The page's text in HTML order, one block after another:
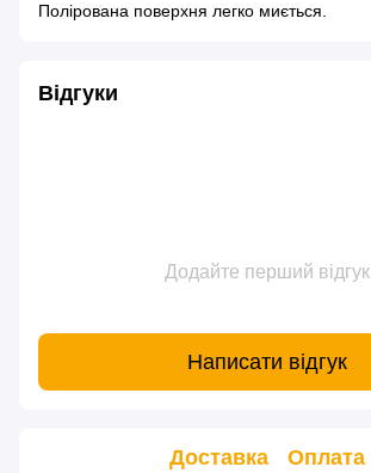
Полірована поверхня легко миється.
Відгуки
Додайте перший відгук
Написати відгук
Доставка Оплата